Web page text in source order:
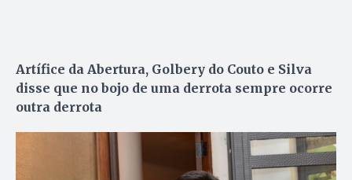
Artífice da Abertura, Golbery do Couto e Silva
disse que no bojo de uma derrota sempre ocorre
outra derrota